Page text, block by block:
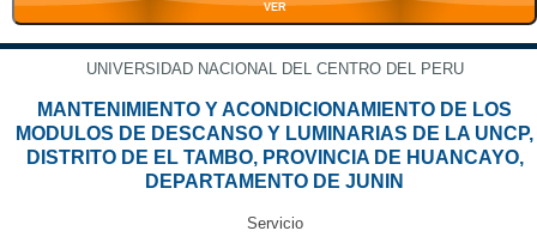
VER
UNIVERSIDAD NACIONAL DEL CENTRO DEL PERU
MANTENIMIENTO Y ACONDICIONAMIENTO DE LOS
MODULOS DE DESCANSO Y LUMINARIAS DE LA UNCP,
DISTRITO DE EL TAMBO, PROVINCIA DE HUANCAYO,
DEPARTAMENTO DE JUNIN
Servicio